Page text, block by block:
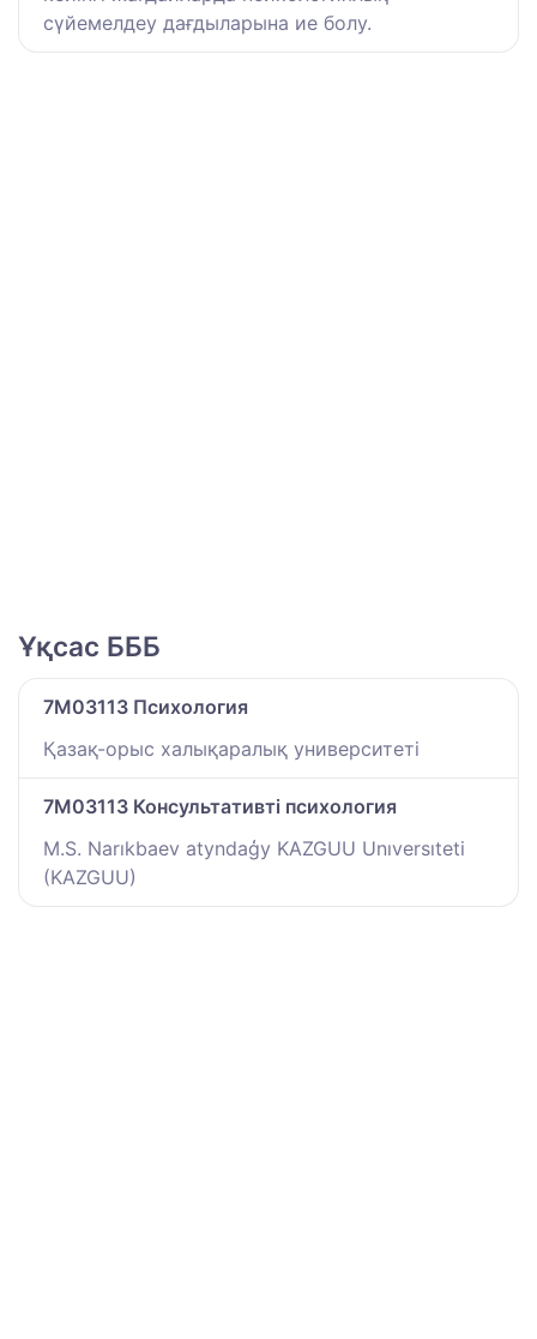
сүйемелдеу дағдыларына ие болу.
Ұқсас БББ
7M03113 Психология
Қазақ-орыс халықаралық университеті
7M03113 Консультативті психология
M.S. Narıkbaev atyndaģy KAZGUU Unıversıteti
(KAZGUU)